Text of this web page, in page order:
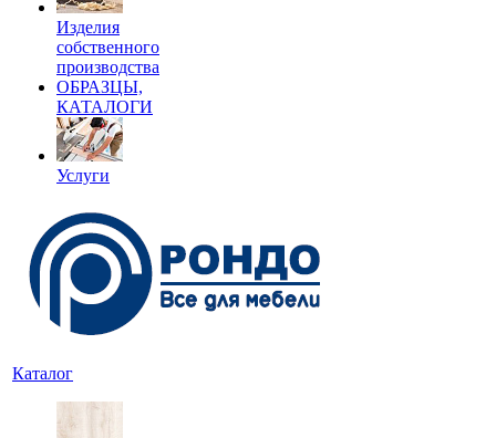
Изделия
собственного
производства
ОБРАЗЦЫ,
КАТАЛОГИ
Услуги
Каталог